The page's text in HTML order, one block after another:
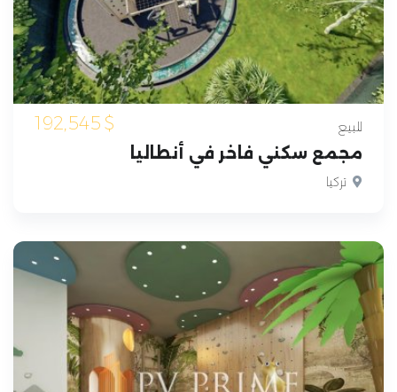
للبيع $
مجمع سكني فاخر في أنطاليا
تركيا